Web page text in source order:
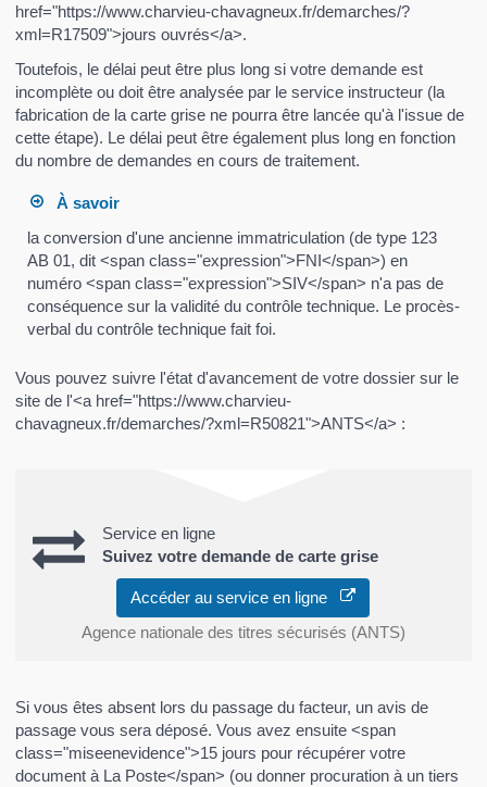
href="https://www.charvieu-chavagneux.fr/demarches/?
xml=R17509">jours ouvrés</a>.
Toutefois, le délai peut être plus long si votre demande est
incomplète ou doit être analysée par le service instructeur (la
fabrication de la carte grise ne pourra être lancée qu'à l'issue de
cette étape). Le délai peut être également plus long en fonction
du nombre de demandes en cours de traitement.
À savoir
la conversion d'une ancienne immatriculation (de type 123
AB 01, dit <span class="expression">FNI</span>) en
numéro <span class="expression">SIV</span> n'a pas de
conséquence sur la validité du contrôle technique. Le procès-
verbal du contrôle technique fait foi.
Vous pouvez suivre l'état d'avancement de votre dossier sur le
site de l'<a href="https://www.charvieu-
chavagneux.fr/demarches/?xml=R50821">ANTS</a> :
Service en ligne
Suivez votre demande de carte grise
Accéder au service en ligne
Agence nationale des titres sécurisés (ANTS)
Si vous êtes absent lors du passage du facteur, un avis de
passage vous sera déposé. Vous avez ensuite <span
class="miseenevidence">15 jours pour récupérer votre
document à La Poste</span> (ou donner procuration à un tiers